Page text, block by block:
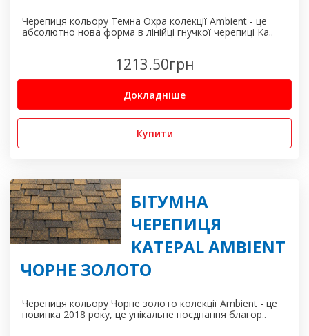
Черепиця кольору Темна Охра колекції Ambient - це
абсолютно нова форма в лінійці гнучкої черепиці Ka..
1213.50грн
Докладніше
Купити
БІТУМНА
ЧЕРЕПИЦЯ
KATEPAL AMBIENT
ЧОРНЕ ЗОЛОТО
Черепиця кольору Чорне золото колекції Ambient - це
новинка 2018 року, це унікальне поєднання благор..